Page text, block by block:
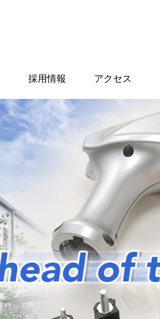
採用情報 アクセス